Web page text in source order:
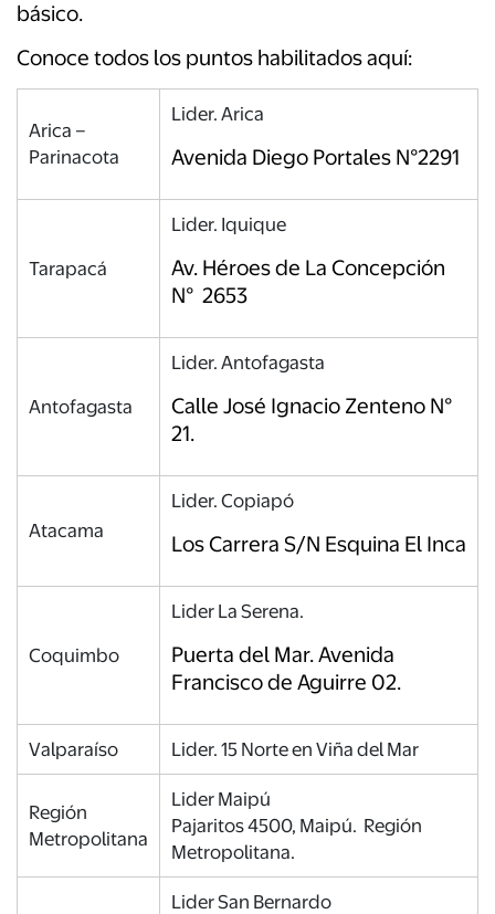
básico.
Conoce todos los puntos habilitados aquí:
Arica –
Parinacota
Lider. Arica
Avenida Diego Portales N°2291
Tarapacá
Lider. Iquique
Av. Héroes de La Concepción
N° 2653
Antofagasta
Lider. Antofagasta
Calle José Ignacio Zenteno N°
21.
Atacama
Lider. Copiapó
Los Carrera S/N Esquina El Inca
Coquimbo
Lider La Serena.
Puerta del Mar. Avenida
Francisco de Aguirre 02.
Valparaíso Lider. 15 Norte en Viña del Mar
Región
Metropolitana
Lider Maipú
Pajaritos 4500, Maipú. Región
Metropolitana.
Lider San Bernardo